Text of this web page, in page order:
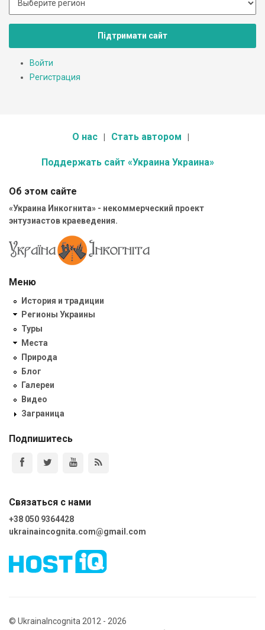
Підтримати сайт
Войти
Регистрация
О нас Стать автором
Поддержать сайт «Украина Украина»
Об этом сайте
«Украина Инкогнита» - некоммерческий проект
энтузиастов краеведения.
Меню
История и традиции
Регионы Украины
Туры
Места
Природа
Блог
Галереи
Видео
Заграница
Подпишитесь
Связаться с нами
+38 050 9364428
ukrainaincognita.com@gmail.com
© UkrainaIncognita 2012 - 2026